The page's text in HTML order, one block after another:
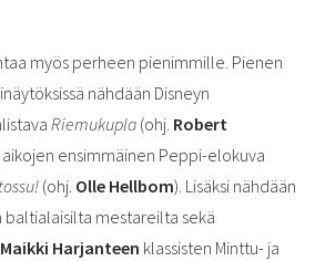
myös perheen pienimmille. Pienen
nähdään Disneyn
Riemukupla (ohj. Robert
aikojen ensimmäinen Peppi-elokuva
(ohj. Olle Hellbom). Lisäksi nähdään
mestareilta sekä
Maikki Harjanteen klassisten Minttu- ja